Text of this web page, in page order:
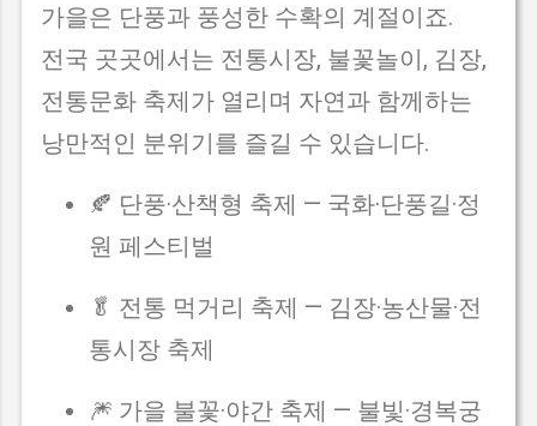
가을은 단풍과 풍성한 수확의 계절이죠.
전국 곳곳에서는 전통시장, 불꽃놀이, 김장,
전통문화 축제가 열리며 자연과 함께하는
낭만적인 분위기를 즐길 수 있습니다.
🍂 단풍·산책형 축제 — 국화·단풍길·정
원 페스티벌
🥬 전통 먹거리 축제 — 김장·농산물·전
통시장 축제
🎆 가을 불꽃·야간 축제 — 불빛·경복궁